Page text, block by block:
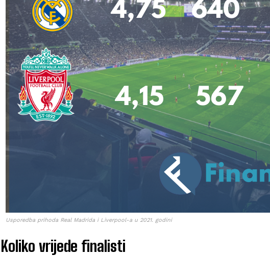
Usporedba prihoda Real Madrida i Liverpool-a u 2021. godini
Koliko vrijede finalisti